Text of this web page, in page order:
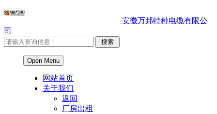
安徽万邦特种电缆有限公
司
Open Menu
网站首页
关于我们
返回
厂房出租